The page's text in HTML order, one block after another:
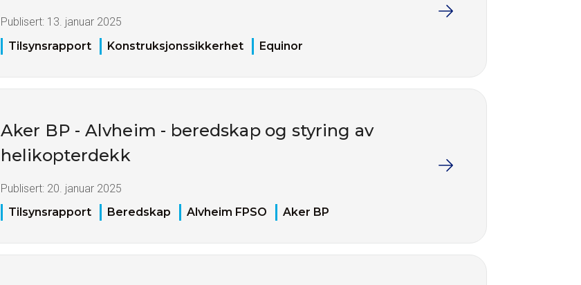
Publisert: 13. januar 2025
Tilsynsrapport
Konstruksjonssikkerhet Equinor
Aker BP - Alvheim - beredskap og styring av
helikopterdekk
Publisert: 20. januar 2025
Tilsynsrapport
Beredskap Alvheim FPSO Aker BP